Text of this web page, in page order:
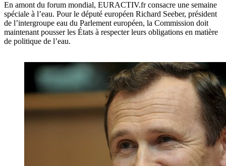
En amont du forum mondial, EURACTIV.fr consacre une semaine
spéciale à l’eau. Pour le député européen Richard Seeber, président
de l’intergroupe eau du Parlement européen, la Commission doit
maintenant pousser les États à respecter leurs obligations en matière
de politique de l’eau.